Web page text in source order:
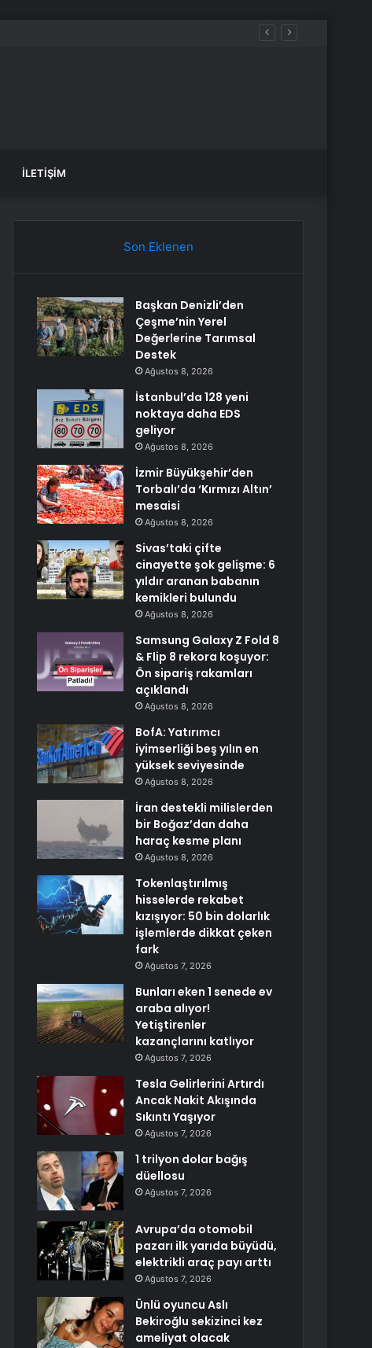
İLETIŞIM
Son Eklenen
Başkan Denizli’den
Çeşme’nin Yerel
Değerlerine Tarımsal
Destek
Ağustos 8, 2026
İstanbul’da 128 yeni
noktaya daha EDS
geliyor
Ağustos 8, 2026
İzmir Büyükşehir’den
Torbalı’da ‘Kırmızı Altın’
mesaisi
Ağustos 8, 2026
Sivas’taki çifte
cinayette şok gelişme: 6
yıldır aranan babanın
kemikleri bulundu
Ağustos 8, 2026
Samsung Galaxy Z Fold 8
& Flip 8 rekora koşuyor:
Ön sipariş rakamları
açıklandı
Ağustos 8, 2026
BofA: Yatırımcı
iyimserliği beş yılın en
yüksek seviyesinde
Ağustos 8, 2026
İran destekli milislerden
bir Boğaz’dan daha
haraç kesme planı
Ağustos 8, 2026
Tokenlaştırılmış
hisselerde rekabet
kızışıyor: 50 bin dolarlık
işlemlerde dikkat çeken
fark
Ağustos 7, 2026
Bunları eken 1 senede ev
araba alıyor!
Yetiştirenler
kazançlarını katlıyor
Ağustos 7, 2026
Tesla Gelirlerini Artırdı
Ancak Nakit Akışında
Sıkıntı Yaşıyor
Ağustos 7, 2026
1 trilyon dolar bağış
düellosu
Ağustos 7, 2026
Avrupa’da otomobil
pazarı ilk yarıda büyüdü,
elektrikli araç payı arttı
Ağustos 7, 2026
Ünlü oyuncu Aslı
Bekiroğlu sekizinci kez
ameliyat olacak